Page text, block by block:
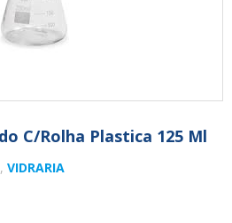
C/rolha Plastica 125 Ml
, VIDRARIA